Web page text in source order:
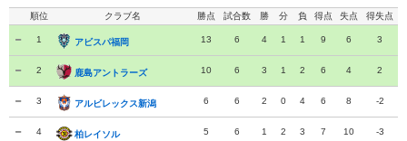
順位 クラブ名 勝点 試合数 勝 分 負 得点 失点 得失点
1 アビスパ福岡
アビスパ福岡 13 6 4 1 1 9 6 3
2 鹿島アントラーズ
鹿島アントラーズ 10 6 3 1 2 6 4 2
3 アルビレックス新潟
アルビレックス新潟 6 6 2 0 4 6 8 -2
4 柏レイソル
柏レイソル 5 6 1 2 3 7 10 -3